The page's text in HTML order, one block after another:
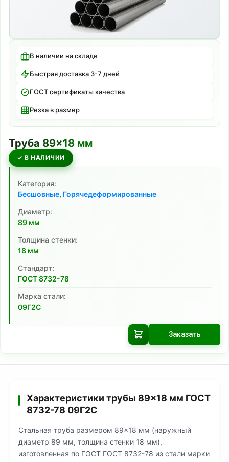
В наличии на складе
Быстрая доставка 3-7 дней
ГОСТ сертификаты качества
Резка в размер
Труба 89×18 мм
✓ В НАЛИЧИИ
Категория:
Бесшовные, Горячедеформированные
Диаметр:
89 мм
Толщина стенки:
18 мм
Cтандарт:
ГОСТ 8732-78
Марка стали:
09Г2С
Заказать
Характеристики трубы 89×18 мм ГОСТ
8732-78 09Г2С
Стальная труба размером 89×18 мм (наружный
диаметр 89 мм, толщина стенки 18 мм),
изготовленная по ГОСТ ГОСТ 8732-78 из стали марки